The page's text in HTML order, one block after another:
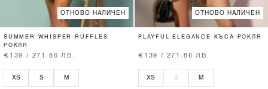
ОТНОВО НАЛИЧЕН
SUMMER WHISPER RUFFLES
РОКЛЯ
€139 / 271.86 ЛВ.
XS S M
ОТНОВО НАЛИЧЕН
PLAYFUL ELEGANCE КЪСА РОКЛЯ
€139 / 271.86 ЛВ.
XS S M